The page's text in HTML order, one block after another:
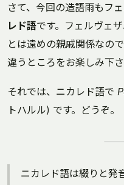
さて、今回の造語雨もフ
レド語です。フェルヴェ
とは遠めの親戚関係なの
違うところをお楽しみ下さ
それでは、ニカレド語で
トハルル) です。どうぞ。
ニカレド語は綴りと発